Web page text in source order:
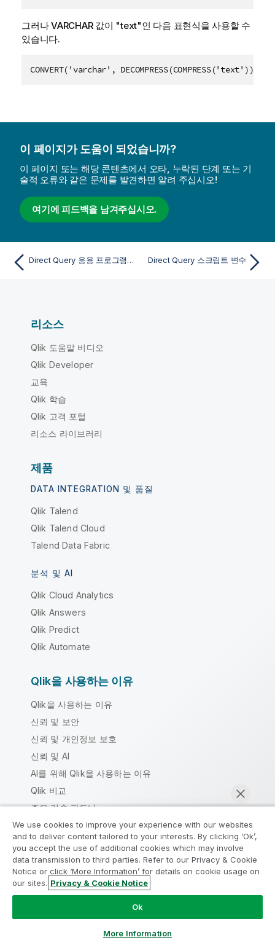
그러나 VARCHAR 값이 "text"인 다음 표현식을 사용할 수
있습니다.
CONVERT('varchar', DECOMPRESS(COMPRESS('text')))
이 페이지가 도움이 되었습니까?
이 페이지 또는 해당 콘텐츠에서 오타, 누락된 단계 또는 기
술적 오류와 같은 문제를 발견하면 알려 주십시오!
여기에 피드백을 남겨주십시오.
Direct Query 응용 프로그램에서 ODAG 링크 만들기 Direct Query 스크립트 변수
리소스
Qlik 도움말 비디오
Qlik Developer
교육
Qlik 학습
Qlik 고객 포털
리소스 라이브러리
제품
DATA INTEGRATION 및 품질
Qlik Talend
Qlik Talend Cloud
Talend Data Fabric
분석 및 AI
Qlik Cloud Analytics
Qlik Answers
Qlik Predict
Qlik Automate
Qlik을 사용하는 이유
Qlik을 사용하는 이유
신뢰 및 보안
신뢰 및 개인정보 보호
신뢰 및 AI
AI를 위해 Qlik을 사용하는 이유
Qlik 비교
주요 기술 파트너
데이터 소스 및 대상
Qlik 지역
Qlik 소개
리더십
We use cookies to improve your experience with our websites
and to deliver content tailored to your interests. By clicking ‘Ok’,
you accept the use of additional cookies which may involve
data transmission to third parties. Refer to our Privacy & Cookie
Notice or click ‘More Information’ for details on cookie usage on
our sites. Privacy & Cookie Notice
Ok
More Information